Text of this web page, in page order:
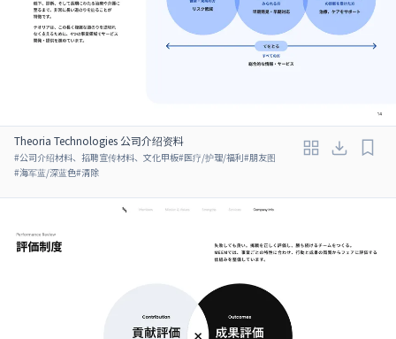
Theoria Technologies 公司介绍资料
#公司介绍材料、招聘宣传材料、文化甲板#医疗/护理/福利#朋友图
#海军蓝/深蓝色#清除